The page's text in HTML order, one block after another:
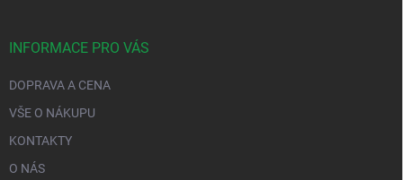
INFORMACE PRO VÁS
DOPRAVA A CENA
VŠE O NÁKUPU
KONTAKTY
O NÁS